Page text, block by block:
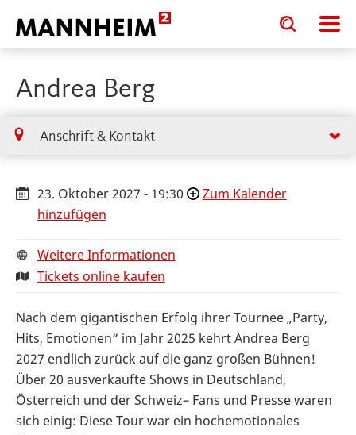
Toggle
search
input
Toggle
search
input
Andrea Berg
Anschrift & Kontakt
23. Oktober 2027 - 19:30
Zum Kalender
hinzufügen
Weitere Informationen
Tickets online kaufen
Nach dem gigantischen Erfolg ihrer Tournee „Party,
Hits, Emotionen“ im Jahr 2025 kehrt Andrea Berg
2027 endlich zurück auf die ganz großen Bühnen!
Über 20 ausverkaufte Shows in Deutschland,
Österreich und der Schweiz– Fans und Presse waren
sich einig: Diese Tour war ein hochemotionales